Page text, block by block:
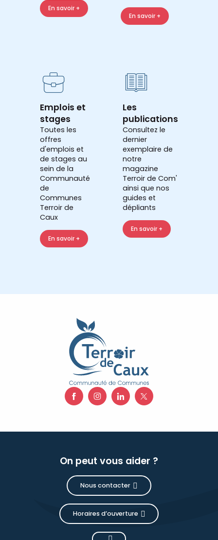
En savoir +
En savoir +
Emplois et
stages
Toutes les
offres
d'emplois et
de stages au
sein de la
Communauté
de
Communes
Terroir de
Caux
En savoir +
Les
publications
Consultez le
dernier
exemplaire de
notre
magazine
Terroir de Com'
ainsi que nos
guides et
dépliants
En savoir +
On peut vous aider ?
Nous contacter
Horaires d’ouverture